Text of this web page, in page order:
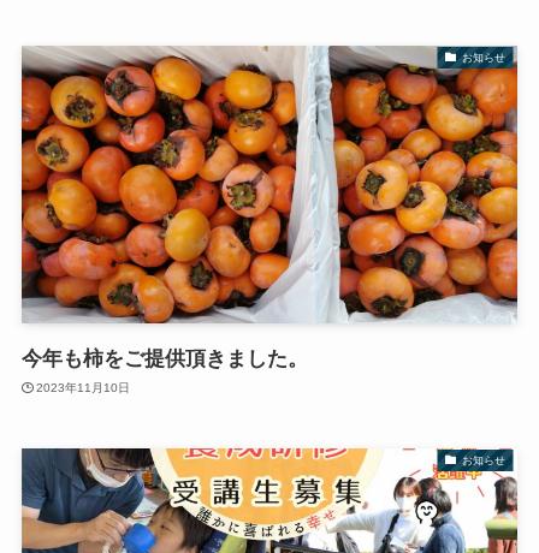
お知らせ
今年も柿をご提供頂きました。
2023年11月10日
お知らせ